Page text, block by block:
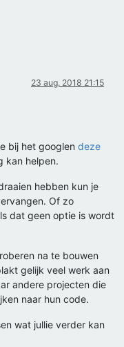
23 aug. 2018 21:15
bij het googlen deze
kan helpen.
hebben kun je
Of zo
dat geen optie is wordt
na te bouwen
gelijk veel werk aan
andere projecten die
naar hun code.
wat jullie verder kan